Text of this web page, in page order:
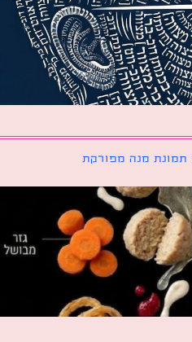
מנה מפורקת